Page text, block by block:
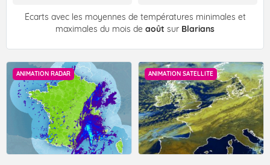
Écarts avec les moyennes de températures minimales et
maximales du mois de août sur Blarians
ANIMATION RADAR ANIMATION SATELLITE